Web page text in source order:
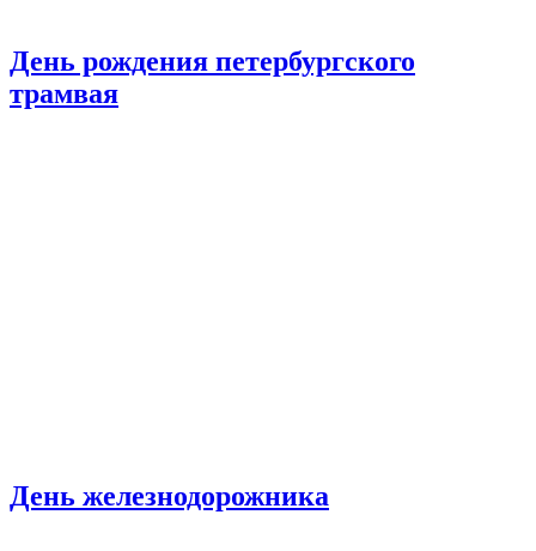
День рождения петербургского
трамвая
День железнодорожника